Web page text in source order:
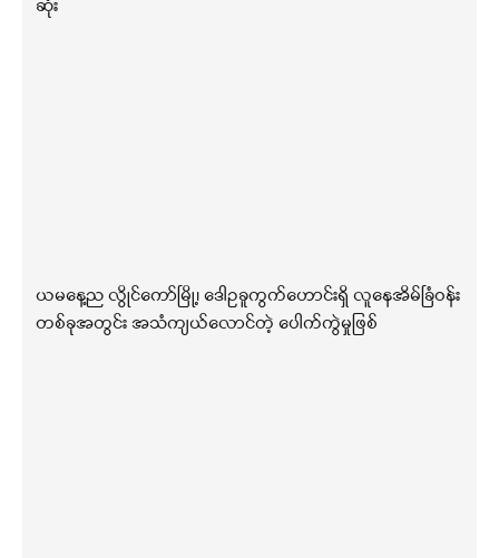
ဆုံး
ယမနေ့ည လွိုင်ကော်မြို့၊ ဒေါဥခူကွက်ဟောင်းရှိ လူနေအိမ်ခြံဝန်း
တစ်ခုအတွင်း အသံကျယ်လောင်တဲ့ ပေါက်ကွဲမှုဖြစ်